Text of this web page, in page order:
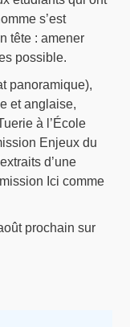
s’est
tête : amener
possible.
panoramique),
et anglaise,
à l’École
Enjeux du
d’une
Ici comme
prochain sur